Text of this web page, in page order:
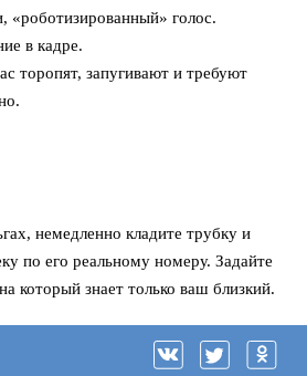
«роботизированный» голос.
в кадре.
торопят, запугивают и требуют
немедленно кладите трубку и
по его реальному номеру. Задайте
который знает только ваш близкий.